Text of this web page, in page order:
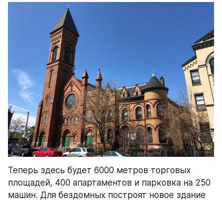
Теперь здесь будет 6000 метров торговых
площадей, 400 апартаментов и парковка на 250
машин. Для бездомных построят новое здание